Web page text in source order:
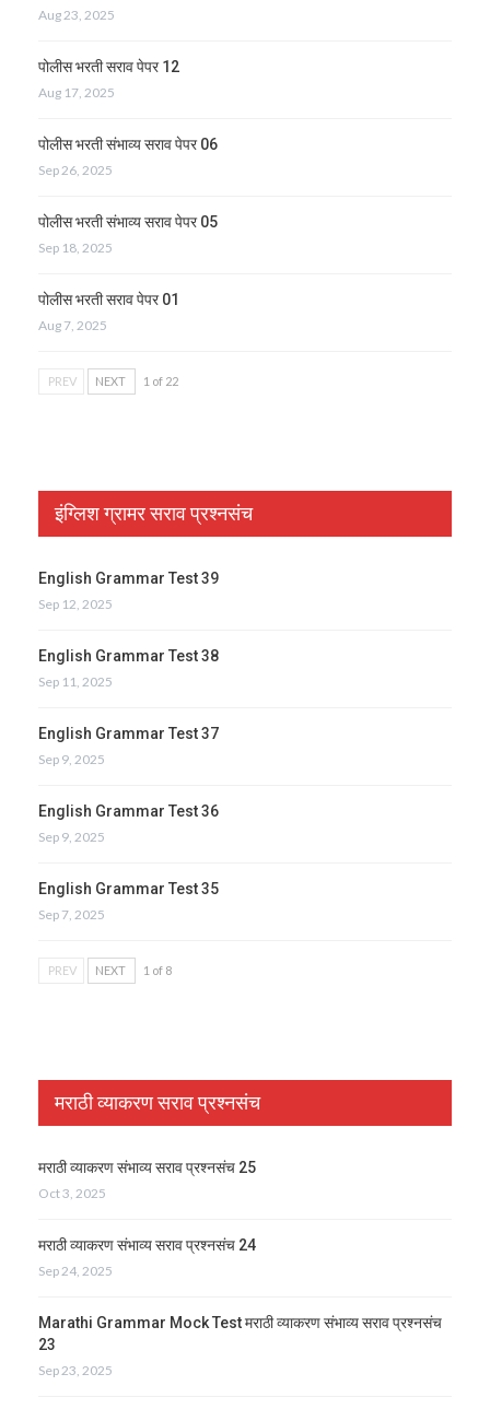
Aug 23, 2025
पोलीस भरती सराव पेपर 12
Aug 17, 2025
पोलीस भरती संभाव्य सराव पेपर 06
Sep 26, 2025
पोलीस भरती संभाव्य सराव पेपर 05
Sep 18, 2025
पोलीस भरती सराव पेपर 01
Aug 7, 2025
PREV NEXT 1 of 22
इंग्लिश ग्रामर सराव प्रश्नसंच
English Grammar Test 39
Sep 12, 2025
English Grammar Test 38
Sep 11, 2025
English Grammar Test 37
Sep 9, 2025
English Grammar Test 36
Sep 9, 2025
English Grammar Test 35
Sep 7, 2025
PREV NEXT 1 of 8
मराठी व्याकरण सराव प्रश्नसंच
मराठी व्याकरण संभाव्य सराव प्रश्नसंच 25
Oct 3, 2025
मराठी व्याकरण संभाव्य सराव प्रश्नसंच 24
Sep 24, 2025
Marathi Grammar Mock Test मराठी व्याकरण संभाव्य सराव प्रश्नसंच
23
Sep 23, 2025